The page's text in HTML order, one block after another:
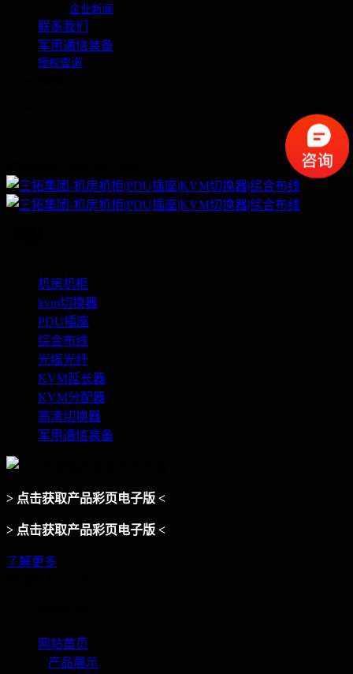
企业新闻
联系我们
军用通信装备
授权查询
机房机柜
kvm切换器
PDU插座
综合布线
光缆光纤
KVM延长器
KVM分配器
高清切换器
军用通信装备
> 点击获取产品彩页电子版 <
> 点击获取产品彩页电子版 <
了解更多
网站首页
产品展示